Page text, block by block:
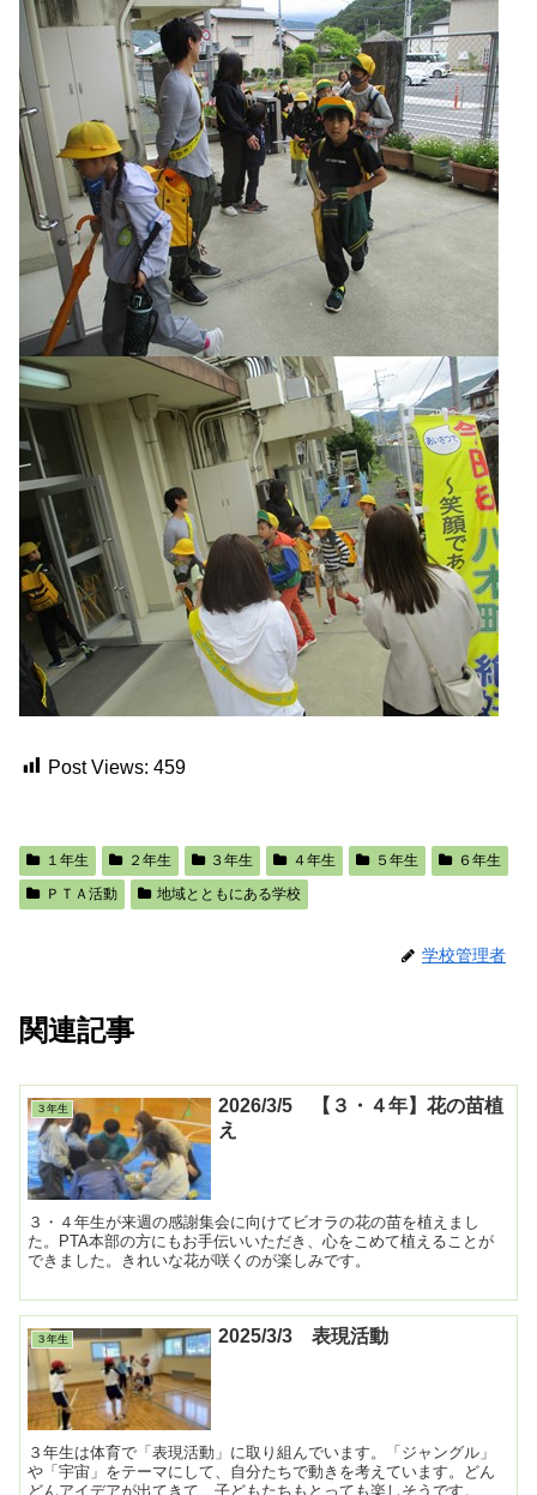
Post Views: 459
１年生 ２年生 ３年生 ４年生 ５年生
６年生
ＰＴＡ活動
地域とともにある学校
学校管理者
関連記事
３年生
2026/3/5 【３・４年】花の苗植
え
３・４年生が来週の感謝集会に向けてビオラの花の苗を植えまし
た。PTA本部の方にもお手伝いいただき、心をこめて植えることが
できました。きれいな花が咲くのが楽しみです。
３年生 2025/3/3 表現活動
３年生は体育で「表現活動」に取り組んでいます。「ジャングル」
や「宇宙」をテーマにして、自分たちで動きを考えています。どん
どんアイデアが出てきて、子どもたちもとっても楽しそうです。